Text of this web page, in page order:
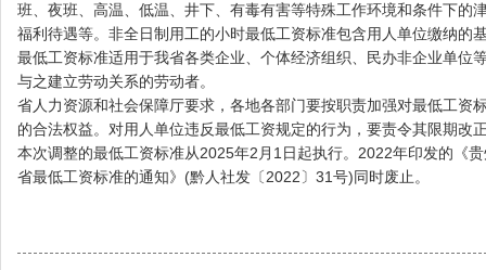
班、夜班、高温、低温、井下、有毒有害等特殊工作环境和条件下的
福利待遇等。非全日制用工的小时最低工资标准包含用人单位缴纳的
最低工资标准适用于我省各类企业、个体经济组织、民办非企业单位
与之建立劳动关系的劳动者。
省人力资源和社会保障厅要求，各地各部门要按职责加强对最低工资
的合法权益。对用人单位违反最低工资规定的行为，要责令其限期改
本次调整的最低工资标准从2025年2月1日起执行。2022年印发的《
省最低工资标准的通知》(黔人社发〔2022〕31号)同时废止。